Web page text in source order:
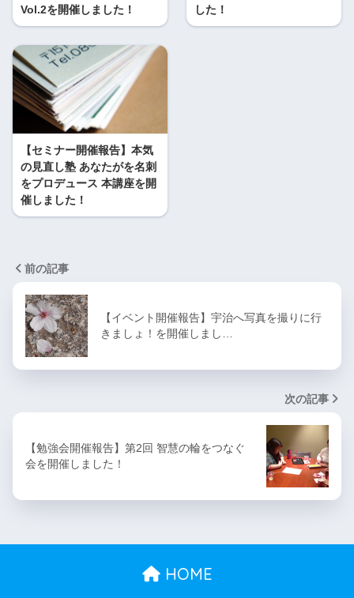
Vol.2を開催しました！
した！
【セミナー開催報告】本気
の見直し塾 あなたがを名刺
をプロデュース 本講座を開
催しました！
前の記事
【イベント開催報告】宇治へ写真を撮りに行
きましょ！を開催しまし…
次の記事
【勉強会開催報告】第2回 智慧の輪をつなぐ
会を開催しました！
HOME